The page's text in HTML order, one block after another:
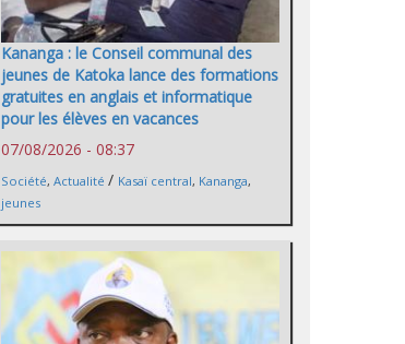
Kananga : le Conseil communal des
jeunes de Katoka lance des formations
gratuites en anglais et informatique
pour les élèves en vacances
07/08/2026 - 08:37
Société, Actualité / Kasaï central, Kananga,
jeunes